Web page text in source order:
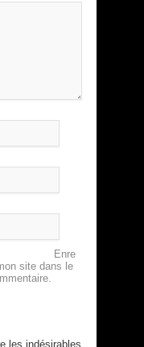
Enre
site dans le
les indésirables.